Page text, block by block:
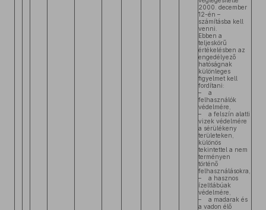
2000. december
12-én –
számításba kell
venni.
Ebben a
teljeskörű
értékelésben az
engedélyező
hatóságnak
különleges
figyelmet kell
fordítani:
– a
felhasználók
védelmére,
– a felszín alatti
vizek védelmére
a sérülékeny
területeken,
különös
tekintettel a nem
terményen
történő
felhasználásokra,
– a hasznos
ízeltlábúak
védelmére,
– a madarak és
a vadon élő